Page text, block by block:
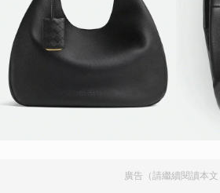
廣告（請繼續閱讀本文